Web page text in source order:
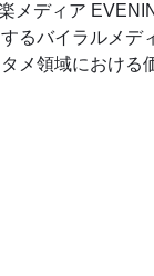
メディア
るバイラルメデ
メ領域における